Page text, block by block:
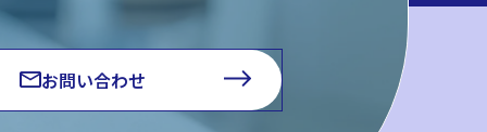
お問い合わせ